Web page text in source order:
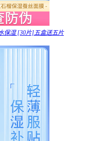
保湿 [30片]五盒送五片